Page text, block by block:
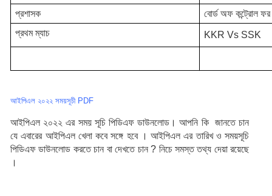
প্রশাসক
বোর্ড অফ কন্ট্রোল
প্রথম ম্যাচ
KKR Vs SSK
আইপিএল ২০২২ সময়সূচী PDF
আইপিএল ২০২২ এর সময় সূচি পিডিএফ ডাউনলোড। আপনি কি  জানতে চান
যে এবারের আইপিএল খেলা কবে সঙ্গে হবে । আইপিএল এর তারিখ ও সময়সূচি
পিডিএফ ডাউনলোড করতে চান বা দেখতে চান ? নিচে সমস্ত তথ্য দেয়া রয়েছে
।